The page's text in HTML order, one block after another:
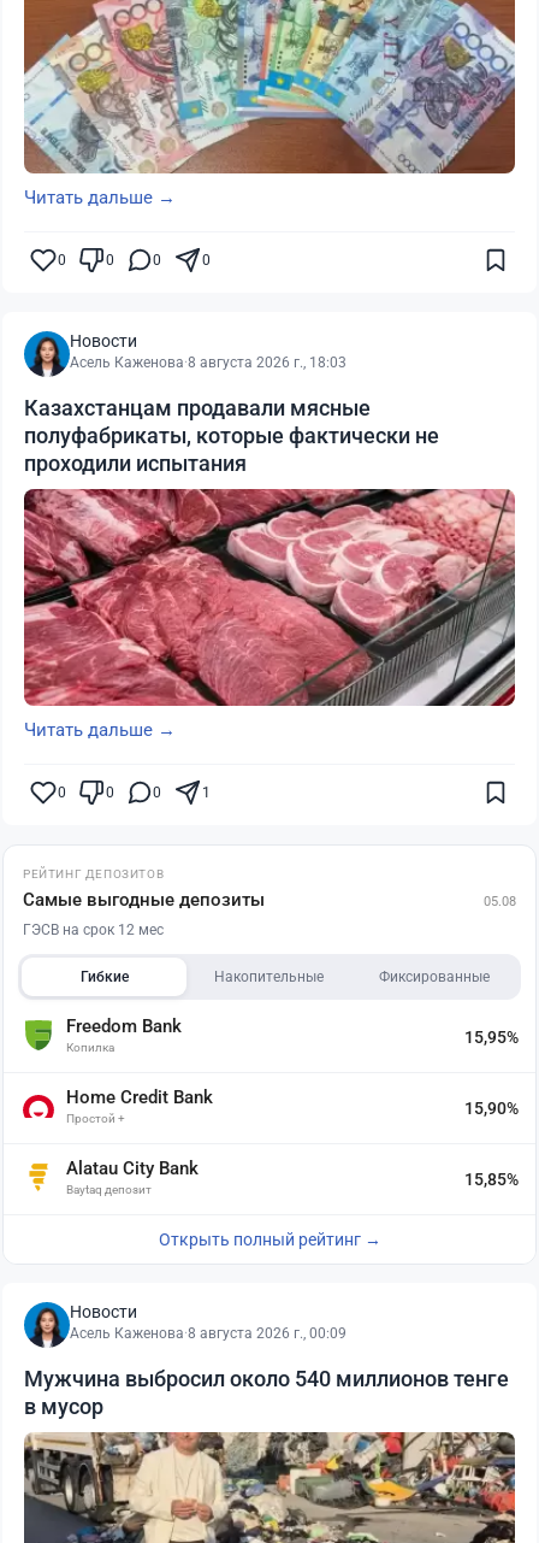
Читать дальше →
0 0 0 0
Новости
Асель Каженова·8 августа 2026 г., 18:03
Казахстанцам продавали мясные
полуфабрикаты, которые фактически не
проходили испытания
Читать дальше →
0 0 0 1
РЕЙТИНГ ДЕПОЗИТОВ
Самые выгодные депозиты 05.08
ГЭСВ на срок 12 мес
Гибкие Накопительные Фиксированные
Freedom Bank
Копилка
15,95%
Home Credit Bank
Простой +
15,90%
Alatau City Bank
Baytaq депозит
15,85%
Открыть полный рейтинг →
Новости
Асель Каженова·8 августа 2026 г., 00:09
Мужчина выбросил около 540 миллионов тенге
в мусор